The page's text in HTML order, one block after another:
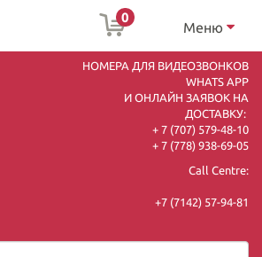
0
Меню
НОМЕРА ДЛЯ ВИДЕОЗВОНКОВ
WHATS APP
И ОНЛАЙН ЗАЯВОК НА
ДОСТАВКУ:
+ 7 (707) 579-48-10
+ 7 (778) 938-69-05
Call Centre:
+7 (7142) 57-94-81